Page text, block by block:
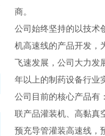
商。
公司始终坚持的以技术
机高速线的产品开发，
飞速发展，公司大力发
年以上的制药设备行业
公司目前的核心产品有
联产品灌装机、高黏真
预充导管灌装高速线，